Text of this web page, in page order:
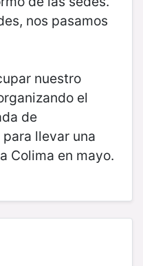
nos pasamos
nuestro
el
de
llevar una
Colima en mayo.